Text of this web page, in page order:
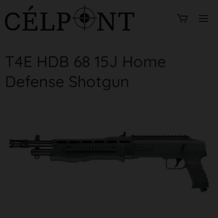
T4E HDB 68 15J Home
Defense Shotgun